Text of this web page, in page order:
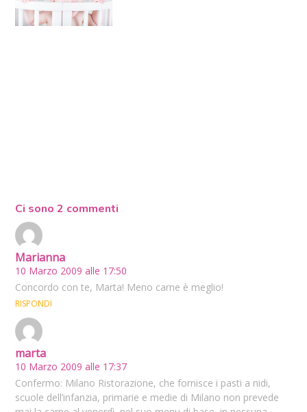
Ci sono 2 commenti
Marianna
10 Marzo 2009 alle 17:50
Concordo con te, Marta! Meno carne è meglio!
RISPONDI
marta
10 Marzo 2009 alle 17:37
Confermo: Milano Ristorazione, che fornisce i pasti a nidi,
scuole dell’infanzia, primarie e medie di Milano non prevede